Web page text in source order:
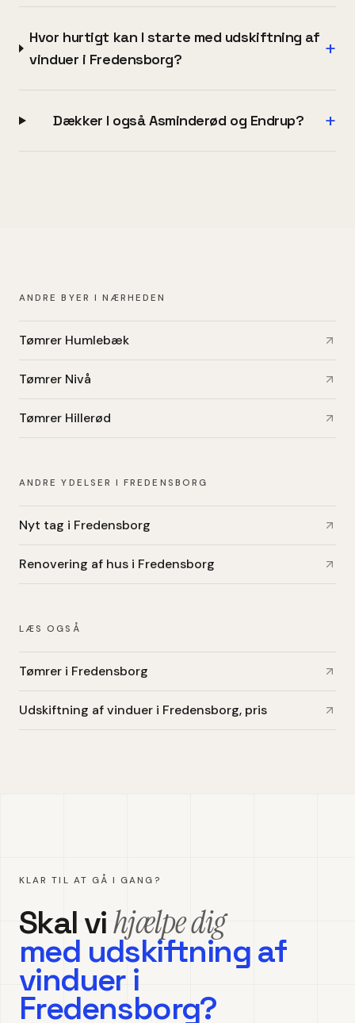
Hvor hurtigt kan I starte med udskiftning af
vinduer i Fredensborg?
+
Dækker I også Asminderød og Endrup? +
ANDRE BYER I NÆRHEDEN
Tømrer Humlebæk
Tømrer Nivå
Tømrer Hillerød
ANDRE YDELSER I FREDENSBORG
Nyt tag i Fredensborg
Renovering af hus i Fredensborg
LÆS OGSÅ
Tømrer i Fredensborg
Udskiftning af vinduer i Fredensborg, pris
KLAR TIL AT GÅ I GANG?
Skal vihjælpe dig
med udskiftning af
vindueri
Fredensborg?